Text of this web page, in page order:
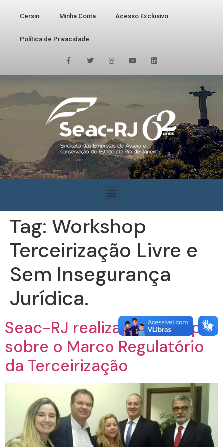
Cersin Minha Conta Acesso Exclusivo
Política de Privacidade
Tag: Workshop
Terceirização Livre e
Sem Insegurança
Jurídica.
Seac-RJ realiza Workshop
sobre o Marco Regulatório
da Terceirização